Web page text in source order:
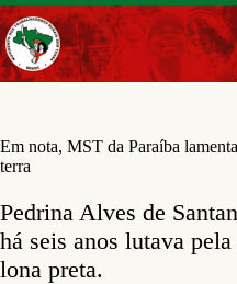
Pular
para
o
conteúdo
Em nota, MST da Paraíba
terra
Pedrina Alves de
há seis anos lutava
lona preta.